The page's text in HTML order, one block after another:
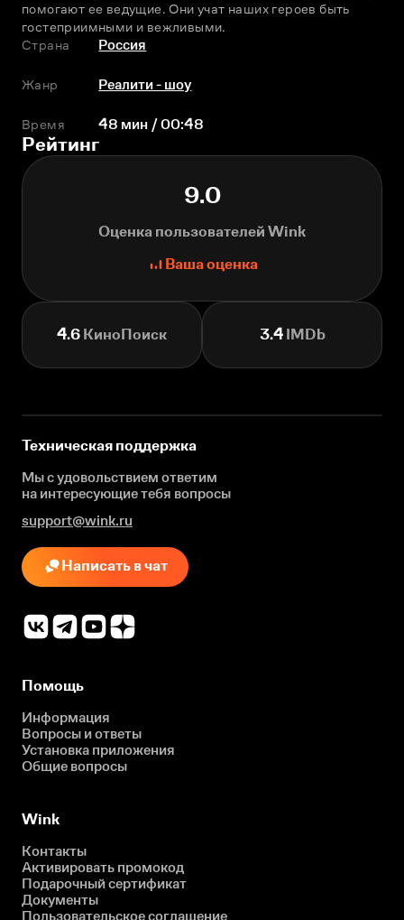
помогают ее ведущие. Они учат наших героев быть
гостеприимными и вежливыми.
Страна
Россия
Жанр Реалити - шоу
Время 48 мин / 00:48
Рейтинг
9.0
Оценка пользователей Wink
Ваша оценка
4.6 КиноПоиск 3.4IMDb
Техническая поддержка
Мы с удовольствием ответим
на интересующиетебя вопросы
support@wink.ru
Написать в чат
Помощь
Информация
Вопросы и ответы
Установка приложения
Общие вопросы
Wink
Контакты
Активировать промокод
Подарочный сертификат
Документы
Пользовательское соглашение